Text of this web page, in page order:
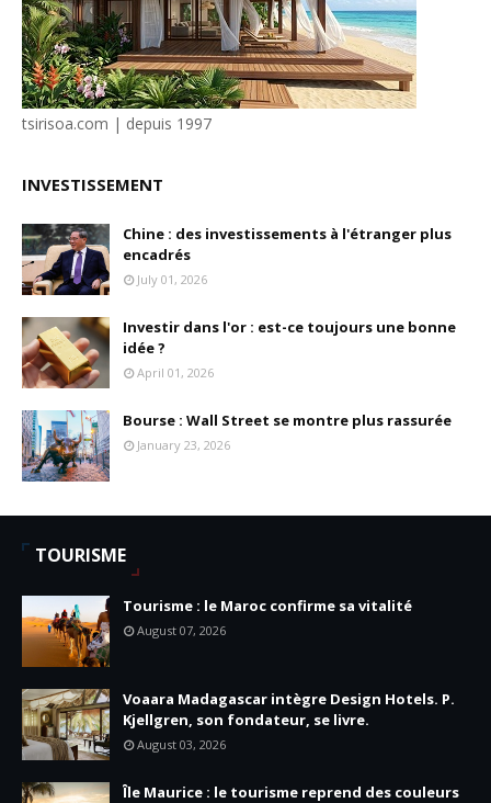
tsirisoa.com | depuis 1997
INVESTISSEMENT
Chine : des investissements à l'étranger plus
encadrés
July 01, 2026
Investir dans l'or : est-ce toujours une bonne
idée ?
April 01, 2026
Bourse : Wall Street se montre plus rassurée
January 23, 2026
TOURISME
Tourisme : le Maroc confirme sa vitalité
August 07, 2026
Voaara Madagascar intègre Design Hotels. P.
Kjellgren, son fondateur, se livre.
August 03, 2026
Île Maurice : le tourisme reprend des couleurs